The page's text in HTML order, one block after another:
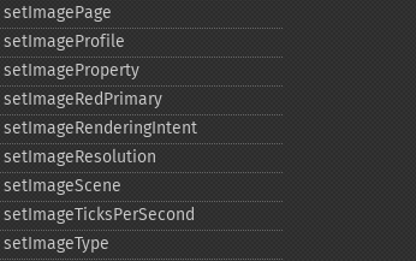
setImagePage
setImageProfile
setImageProperty
setImageRedPrimary
setImageRenderingIntent
setImageResolution
setImageScene
setImageTicksPerSecond
setImageType